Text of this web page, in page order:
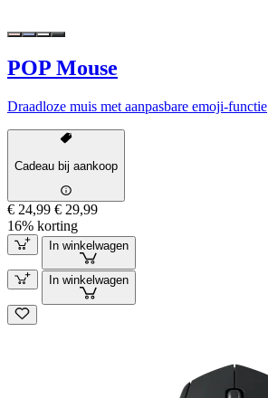
POP Mouse
Draadloze muis met aanpasbare emoji-functie
Cadeau bij aankoop
€ 24,99 € 29,99
16% korting
In winkelwagen
In winkelwagen